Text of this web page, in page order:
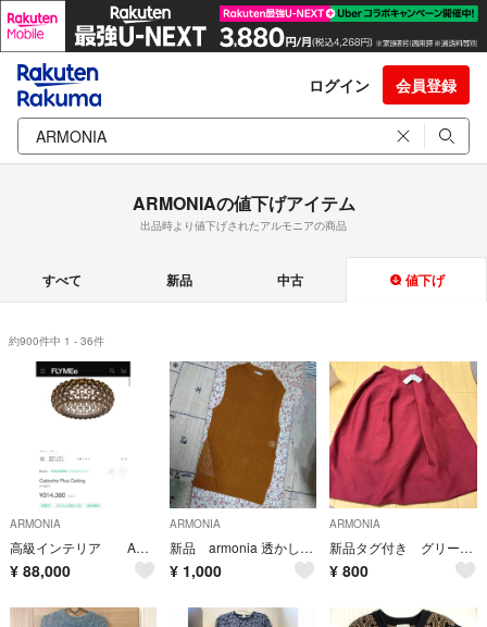
ログイン 会員登録
ARMONIAの値下げアイテム
出品時より値下げされたアルモニアの商品
すべて 新品 中古 値下げ
約900件中 1 - 36件
ARMONIA
高級インテリア ACTUS 照明 バーニーズニューヨーク
¥ 88,000
ARMONIA
新品 armonia 透かし編みロングジレ
¥ 1,000
ARMONIA
新品タグ付き グリーンパークス armonia バルーンニットスカート
¥ 800